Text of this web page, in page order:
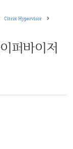
Citrix Hypervisor
퍼바이저